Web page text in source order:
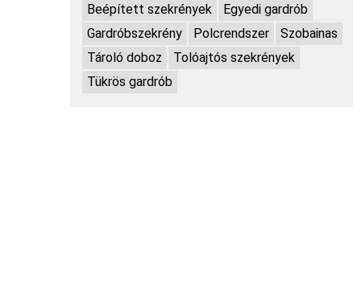
Beépített szekrények
Egyedi gardrób
Gardróbszekrény
Polcrendszer
Szobainas
Tároló doboz
Tolóajtós szekrények
Tükrös gardrób